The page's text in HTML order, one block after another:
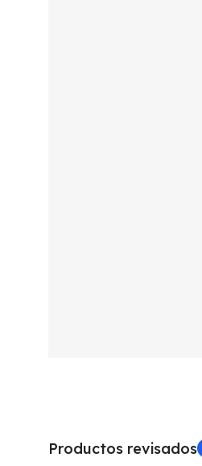
Productos revisados